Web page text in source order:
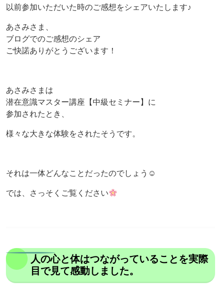
以前参加いただいた時のご感想をシェアいたします♪
あさみさま、
ブログでのご感想のシェア
ご快諾ありがとうございます！
あさみさまは
潜在意識マスター講座【中級セミナー】に
参加されたとき、
様々な大きな体験をされたそうです。
それは一体どんなことだったのでしょう☺
では、さっそくご覧ください
人の心と体はつながっていることを実際
目で見て感動しました。